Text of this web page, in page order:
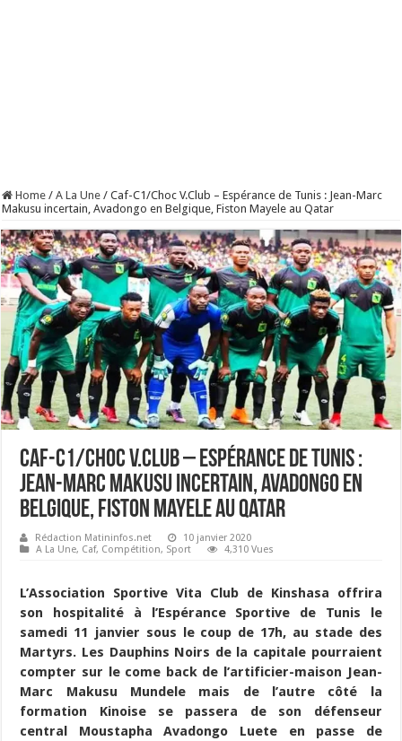
Home / A La Une / Caf-C1/Choc V.Club – Espérance de Tunis : Jean-Marc
Makusu incertain, Avadongo en Belgique, Fiston Mayele au Qatar
Caf-C1/Choc V.Club – Espérance de Tunis :
Jean-Marc Makusu incertain, Avadongo en
Belgique, Fiston Mayele au Qatar
Rédaction Matininfos.net
10 janvier 2020
A La Une, Caf, Compétition, Sport 4,310 Vues
L’Association Sportive Vita Club de Kinshasa offrira
son hospitalité à l’Espérance Sportive de Tunis le
samedi 11 janvier sous le coup de 17h, au stade des
Martyrs. Les Dauphins Noirs de la capitale pourraient
compter sur le come back de l’artificier-maison Jean-
Marc Makusu Mundele mais de l’autre côté la
formation Kinoise se passera de son défenseur
central Moustapha Avadongo Luete en passe de